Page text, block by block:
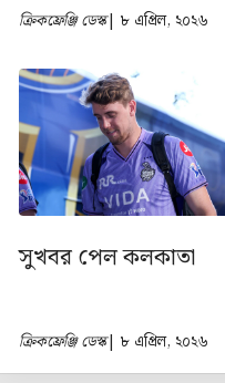
ক্রিকফ্রেঞ্জি ডেস্ক| ৮ এপ্রিল, ২০২৬
সুখবর পেল কলকাতা
ক্রিকফ্রেঞ্জি ডেস্ক| ৮ এপ্রিল, ২০২৬